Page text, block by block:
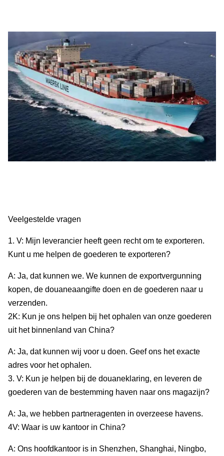
Veelgestelde vragen
1. V: Mijn leverancier heeft geen recht om te exporteren.
Kunt u me helpen de goederen te exporteren?
A: Ja, dat kunnen we. We kunnen de exportvergunning
kopen, de douaneaangifte doen en de goederen naar u
verzenden.
2K: Kun je ons helpen bij het ophalen van onze goederen
uit het binnenland van China?
A: Ja, dat kunnen wij voor u doen. Geef ons het exacte
adres voor het ophalen.
3. V: Kun je helpen bij de douaneklaring, en leveren de
goederen van de bestemming haven naar ons magazijn?
A: Ja, we hebben partneragenten in overzeese havens.
4V: Waar is uw kantoor in China?
A: Ons hoofdkantoor is in Shenzhen, Shanghai, Ningbo,